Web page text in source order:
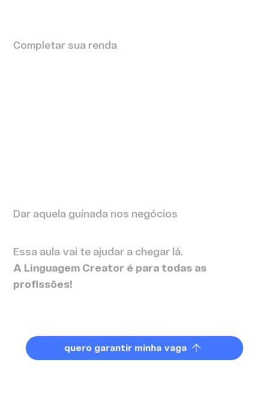
Completar sua renda
Dar aquela guinada nos negócios
Essa aula vai te ajudar a chegar lá.
A Linguagem Creator é para todas as
profissões!
quero garantir minha vaga